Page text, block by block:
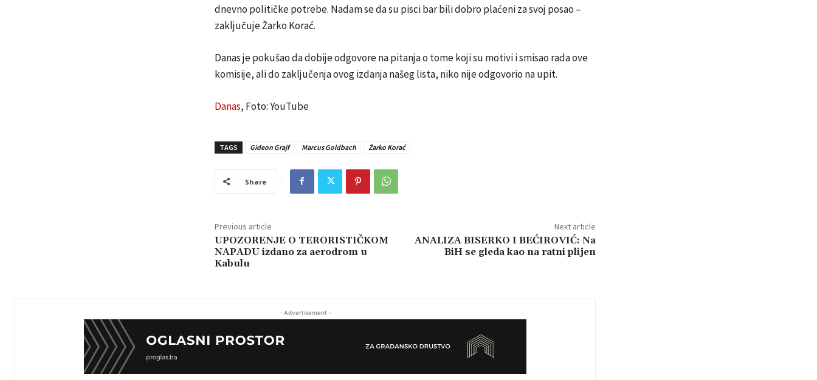
dnevno političke potrebe. Nadam se da su pisci bar bili dobro plaćeni za svoj posao –
zaključuje Žarko Korać.
Danas je pokušao da dobije odgovore na pitanja o tome koji su motivi i smisao rada ove
komisije, ali do zaključenja ovog izdanja našeg lista, niko nije odgovorio na upit.
Danas, Foto: YouTube
TAGS Gideon Grajf Marcus Goldbach Žarko Korać
Share
Previous article
UPOZORENJE O TERORISTIČKOM
NAPADU izdano za aerodrom u
Kabulu
Next article
ANALIZA BISERKO I BEĆIROVIĆ: Na
BiH se gleda kao na ratni plijen
- Advertisement -